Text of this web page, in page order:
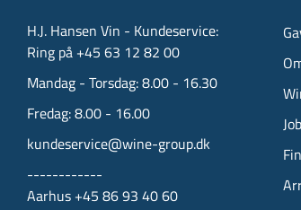
H.J. Hansen Vin - Kundeservice:
Ring på +45 63 12 82 00
Mandag - Torsdag: 8.00 - 16.30
Fredag: 8.00 - 16.00
kundeservice@wine-group.dk
------------
Aarhus +45 86 93 40 60
Job